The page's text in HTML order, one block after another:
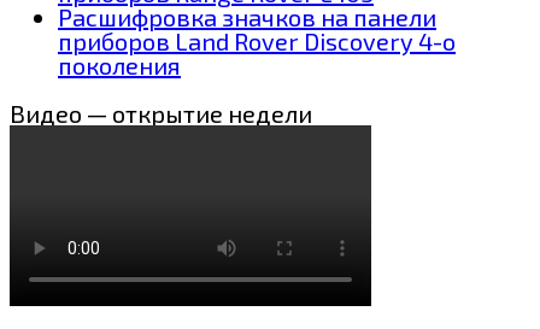
Расшифровка значков на панели
приборов Land Rover Discovery 4-о
поколения
Видео — открытие недели